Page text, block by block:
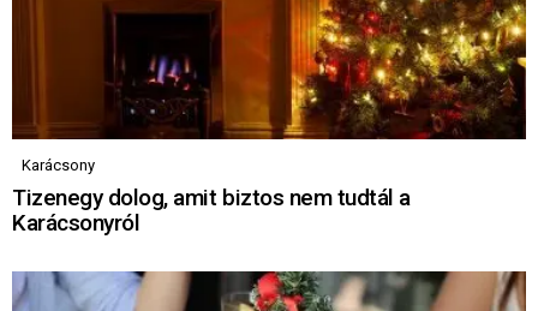
Karácsony
Tizenegy dolog, amit biztos nem tudtál a
Karácsonyról